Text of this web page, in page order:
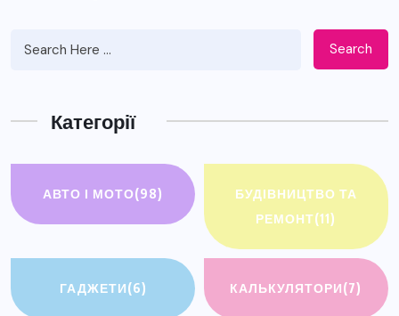
Search
Категорії
АВТО І МОТО(98)
БУДІВНИЦТВО ТА
РЕМОНТ(11)
ГАДЖЕТИ(6) КАЛЬКУЛЯТОРИ(7)